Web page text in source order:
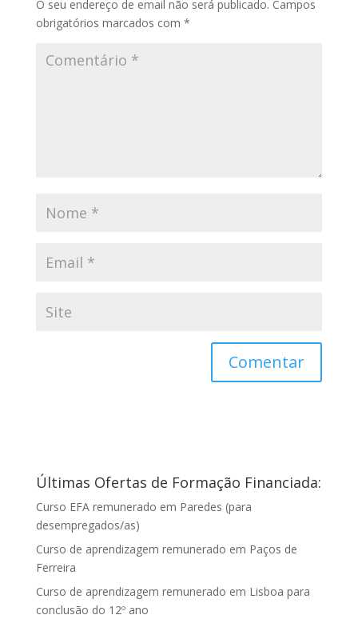
O seu endereço de email não será publicado. Campos
obrigatórios marcados com *
Últimas Ofertas de Formação Financiada:
Curso EFA remunerado em Paredes (para
desempregados/as)
Curso de aprendizagem remunerado em Paços de
Ferreira
Curso de aprendizagem remunerado em Lisboa para
conclusão do 12º ano